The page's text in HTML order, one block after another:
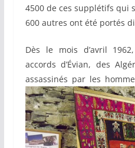
4500 de ces supplétifs qui
600 autres ont été portés
Dès le mois d’avril
accords d’Évian, des
assassinés par les